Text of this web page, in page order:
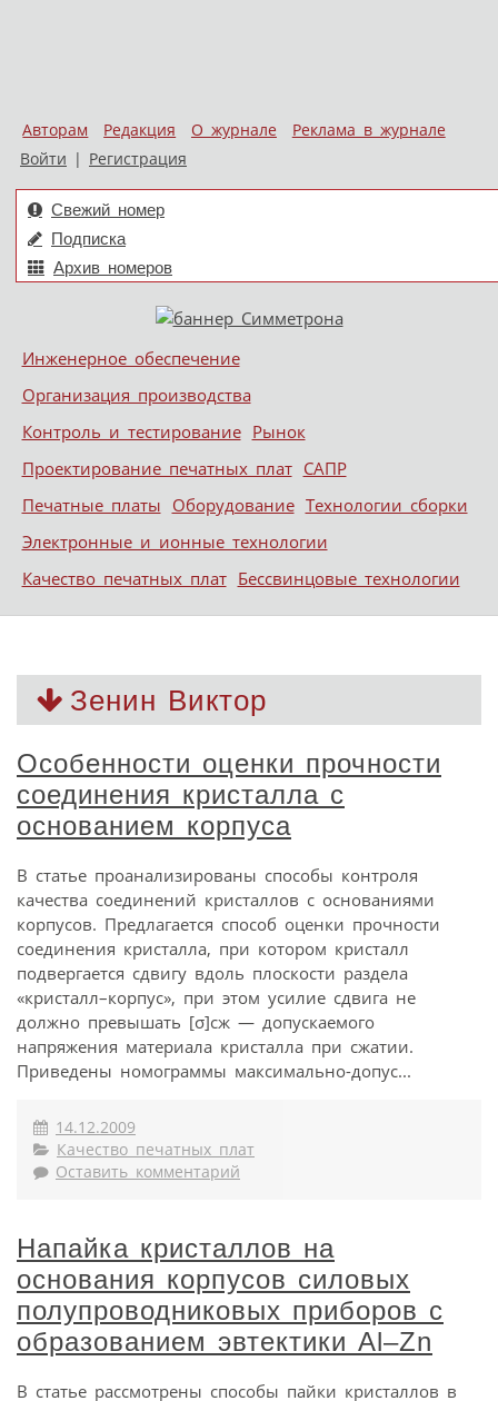
Авторам Редакция О журнале
Реклама в журнале
Войти | Регистрация
Свежий номер
Подписка
Архив номеров
Меню
Skip to content
Инженерное обеспечение
Организация производства
Контроль и тестирование Рынок
Проектирование печатных плат САПР
Печатные платы Оборудование Технологии сборки
Электронные и ионные технологии
Качество печатных плат Бессвинцовые технологии
Зенин Виктор
Особенности оценки прочности
соединения кристалла с
основанием корпуса
В статье проанализированы способы контроля
качества соединений кристаллов с основаниями
корпусов. Предлагается способ оценки прочности
соединения кристалла, при котором кристалл
подвергается сдвигу вдоль плоскости раздела
«кристалл–корпус», при этом усилие сдвига не
должно превышать [σ]сж — допускаемого
напряжения материала кристалла при сжатии.
Приведены номограммы максимально-допус...
14.12.2009
Качество печатных плат
Оставить комментарий
Напайка кристаллов на
основания корпусов силовых
полупроводниковых приборов с
образованием эвтектики Al–Zn
В статье рассмотрены способы пайки кристаллов в